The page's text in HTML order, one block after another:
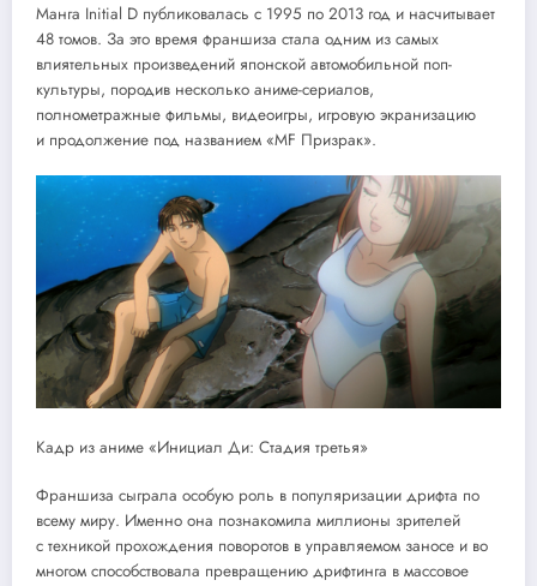
Манга Initial D публиковалась с 1995 по 2013 год и насчитывает
48 томов. За это время франшиза стала одним из самых
влиятельных произведений японской автомобильной поп-
культуры, породив несколько аниме-сериалов,
полнометражные фильмы, видеоигры, игровую экранизацию
и продолжение под названием «MF Призрак».
Кадр из аниме «Инициал Ди: Стадия третья»
Франшиза сыграла особую роль в популяризации дрифта по
всему миру. Именно она познакомила миллионы зрителей
с техникой прохождения поворотов в управляемом заносе и во
многом способствовала превращению дрифтинга в массовое